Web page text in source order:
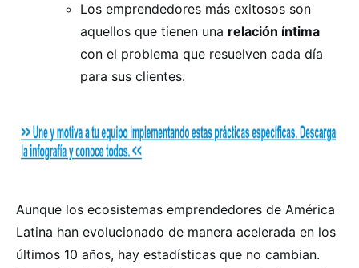
Los emprendedores más exitosos son
aquellos que tienen una relación íntima
con el problema que resuelven cada día
para sus clientes.
Aunque los ecosistemas emprendedores de América
Latina han evolucionado de manera acelerada en los
últimos 10 años, hay estadísticas que no cambian.